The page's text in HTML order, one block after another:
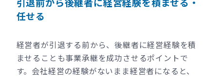
引退前から後継者に経営経験を積ませる・
任せる
経営者が引退する前から、後継者に経営経験を積
ませることも事業承継を成功させるポイントで
す。会社経営の経験がないまま経営者になると、